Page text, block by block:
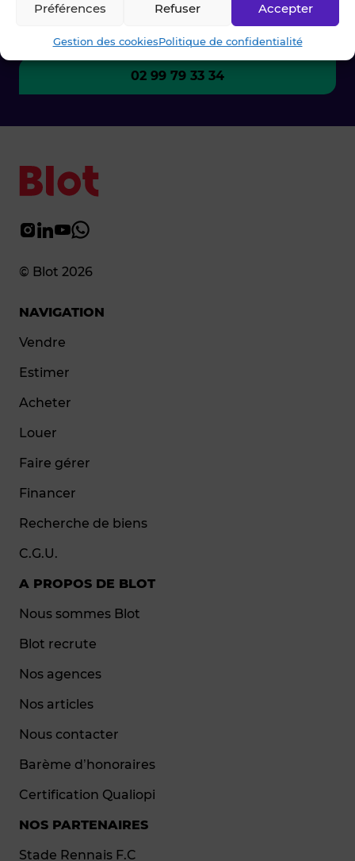
Accepter
Refuser
Préférences
Gestion des cookiesPolitique de confidentialité
Ecrivez-nous
02 99 79 33 34
© Blot 2026
NAVIGATION
Vendre
Estimer
Acheter
Louer
Faire gérer
Financer
Recherche de biens
C.G.U.
A PROPOS DE BLOT
Nous sommes Blot
Blot recrute
Nos agences
Nos articles
Nous contacter
Barème d’honoraires
Certification Qualiopi
NOS PARTENAIRES
Stade Rennais F.C